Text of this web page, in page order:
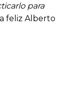
para
feliz Alberto